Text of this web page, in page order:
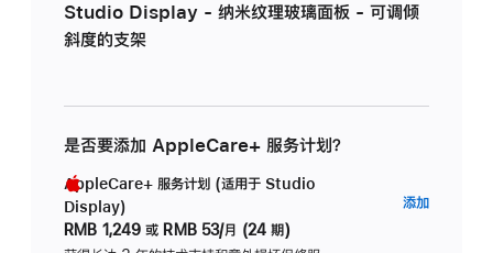
Studio Display - 纳米纹理玻璃面板 - 可调倾
斜度的支架
是否要添加 AppleCare+ 服务计划？
AppleCare+ 服务计划 (适用于 Studio
Display)
RMB 1,249 或 RMB 53/月 (24 期)
添加